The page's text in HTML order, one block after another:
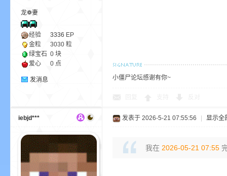
龙❁妻
经验 3336 EP
金粒
3030 粒
绿宝石 0 块
爱心
0 点
发消息 小僵尸论坛感谢有你~
iebjd*** 发表于 2026-5-21 07:55:56 显示全
我在 2026-05-21 07:55